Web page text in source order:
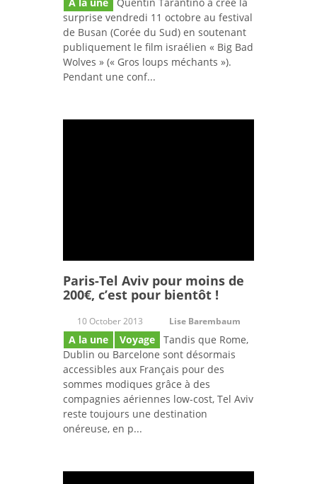
surprise vendredi 11 octobre au festival
de Busan (Corée du Sud) en soutenant
publiquement le film israélien « Big Bad
Wolves » (« Gros loups méchants »).
Pendant une conf...
Paris-Tel Aviv pour moins de
200€, c’est pour bientôt !
10 October 2013 Lise Barembaum
A la une Voyage
Tandis que Rome,
Dublin ou Barcelone sont désormais
accessibles aux Français pour des
sommes modiques grâce à des
compagnies aériennes low-cost, Tel Aviv
reste toujours une destination
onéreuse, en p...